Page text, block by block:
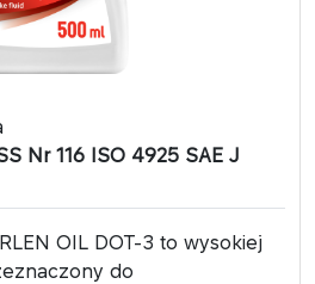
Nr 116 ISO 4925 SAE J
OIL DOT-3 to wysokiej
do